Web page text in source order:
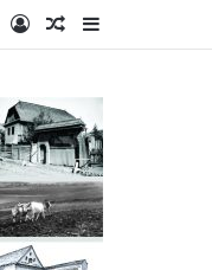
BelépésVéletlen cikk
Oldalsáv